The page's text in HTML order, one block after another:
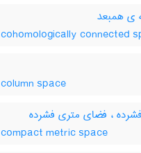
ی همبعد
cohomologically connected
column space
، فضای متری فشرده
compact metric space